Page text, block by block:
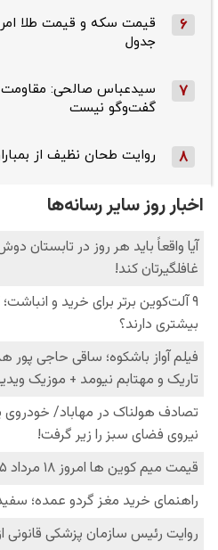
6
جدول
7
سیدعباس صالحی: مقاومت
گفت‌وگو نیست
8 روایت طحان‌ نظیف از بمباران